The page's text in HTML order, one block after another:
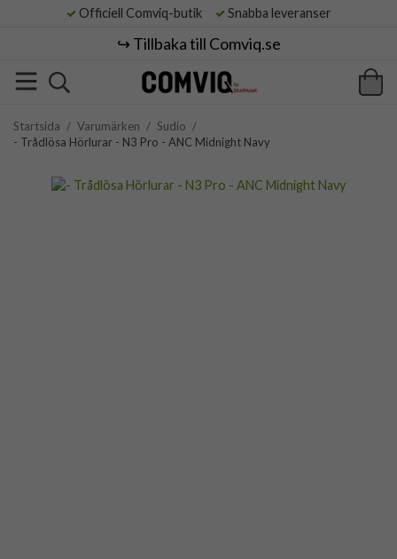
Officiell Comviq-butik Snabba leveranser
↪️ Tillbaka till Comviq.se
Startsida / Varumärken / Sudio /
- Trådlösa Hörlurar - N3 Pro - ANC Midnight Navy